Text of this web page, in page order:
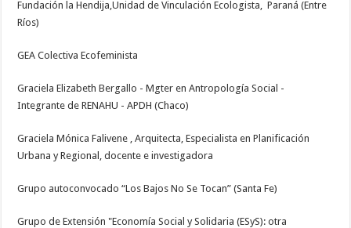
Fundación la Hendija,Unidad de Vinculación Ecologista, Paraná (Entre
Ríos)
GEA Colectiva Ecofeminista
Graciela Elizabeth Bergallo - Mgter en Antropología Social -
Integrante de RENAHU - APDH (Chaco)
Graciela Mónica Falivene , Arquitecta, Especialista en Planificación
Urbana y Regional, docente e investigadora
Grupo autoconvocado “Los Bajos No Se Tocan” (Santa Fe)
Grupo de Extensión "Economía Social y Solidaria (ESyS): otra